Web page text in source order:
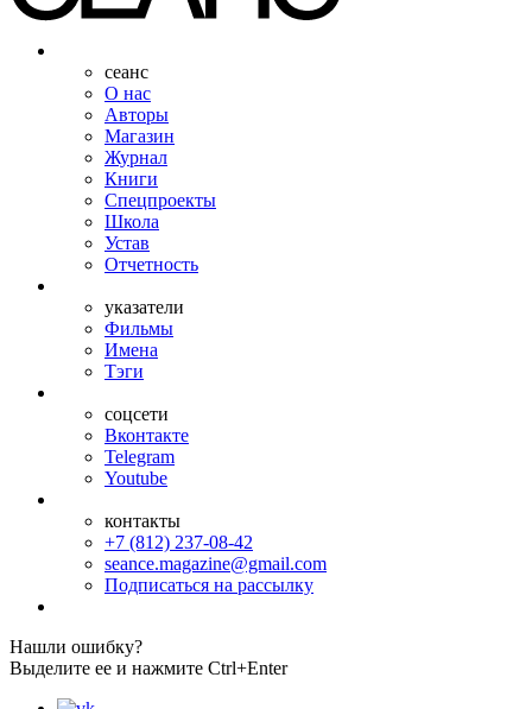
сеанс
О нас
Авторы
Магазин
Журнал
Книги
Спецпроекты
Школа
Устав
Отчетность
указатели
Фильмы
Имена
Тэги
соцсети
Вконтакте
Telegram
Youtube
контакты
+7 (812) 237-08-42
seance.magazine@gmail.com
Подписаться на рассылку
Нашли ошибку?
Выделите ее и нажмите Ctrl+Enter